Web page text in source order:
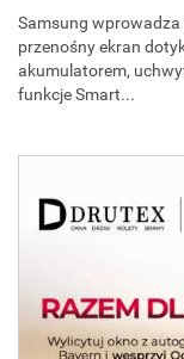
Samsung wprowadza
przenośny ekran
akumulatorem,
funkcje Smart...